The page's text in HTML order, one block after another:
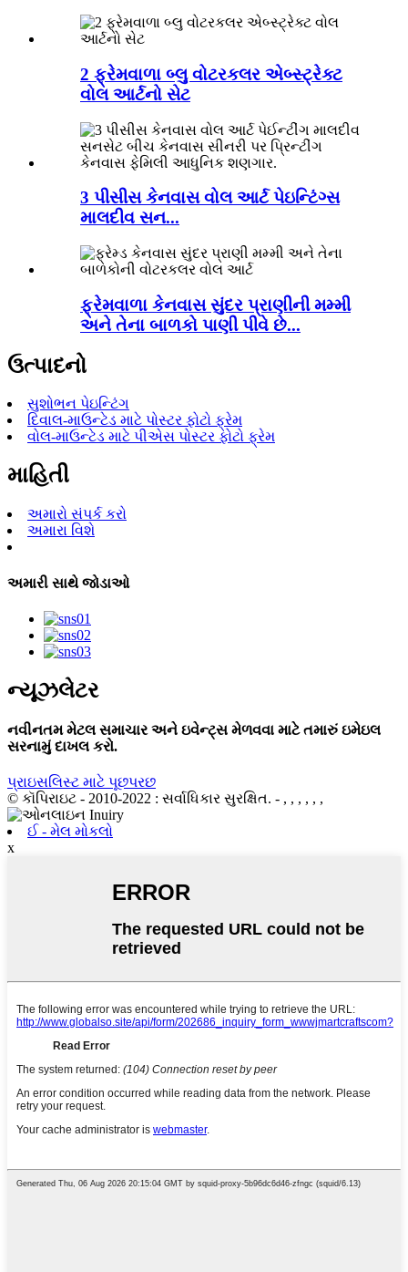
2 ફ્રેમવાળા બ્લુ વોટરકલર એબ્સ્ટ્રેક્ટ
વોલ આર્ટનો સેટ
3 પીસીસ કેનવાસ વોલ આર્ટ પેઇન્ટિંગ્સ
માલદીવ સન...
ફ્રેમવાળા કેનવાસ સુંદર પ્રાણીની મમ્મી
અને તેના બાળકો પાણી પીવે છે...
ઉત્પાદનો
સુશોભન પેઇન્ટિંગ
દિવાલ-માઉન્ટેડ માટે પોસ્ટર ફોટો ફ્રેમ
વોલ-માઉન્ટેડ માટે પીએસ પોસ્ટર ફોટો ફ્રેમ
માહિતી
અમારો સંપર્ક કરો
અમારા વિશે
અમારી સાથે જોડાઓ
ન્યૂઝલેટર
નવીનતમ મેટલ સમાચાર અને ઇવેન્ટ્સ મેળવવા માટે તમારું ઇમેઇલ
સરનામું દાખલ કરો.
પ્રાઇસલિસ્ટ માટે પૂછપરછ
© કૉપિરાઇટ - 2010-2022 : સર્વાધિકાર સુરક્ષિત. - , , , , , ,
ઈ - મેલ મોકલો
x